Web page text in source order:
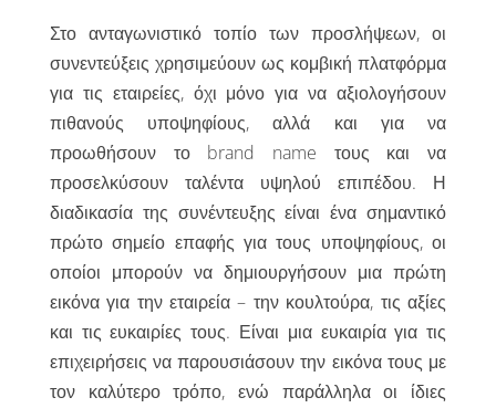
Στο ανταγωνιστικό τοπίο των προσλήψεων, οι
συνεντεύξεις χρησιμεύουν ως κομβική πλατφόρμα
για τις εταιρείες, όχι μόνο για να αξιολογήσουν
πιθανούς υποψηφίους, αλλά και για να
προωθήσουν το brand name τους και να
προσελκύσουν ταλέντα υψηλού επιπέδου. Η
διαδικασία της συνέντευξης είναι ένα σημαντικό
πρώτο σημείο επαφής για τους υποψηφίους, οι
οποίοι μπορούν να δημιουργήσουν μια πρώτη
εικόνα για την εταιρεία – την κουλτούρα, τις αξίες
και τις ευκαιρίες τους. Είναι μια ευκαιρία για τις
επιχειρήσεις να παρουσιάσουν την εικόνα τους με
τον καλύτερο τρόπο, ενώ παράλληλα οι ίδιες